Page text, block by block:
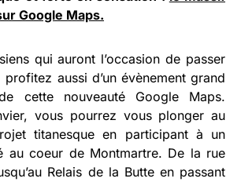
Google Maps.
qui auront l’occasion de passer
aussi d’un évènement grand
cette nouveauté Google Maps.
vous pourrez vous plonger au
titanesque en participant à un
au coeur de Montmartre. De la rue
Relais de la Butte en passant